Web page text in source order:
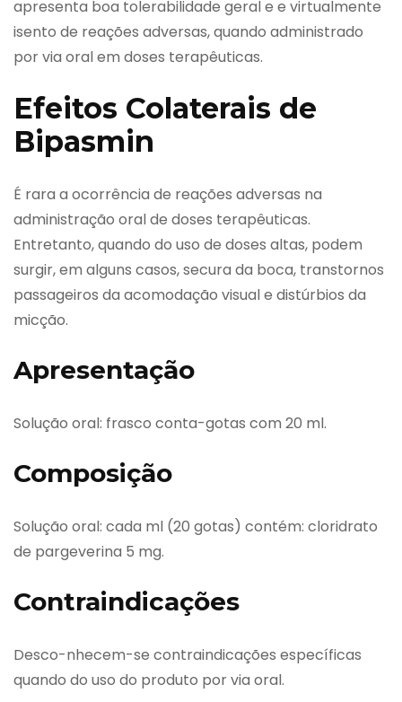
apresenta boa tolerabilidade geral e e virtualmente
isento de reações adversas, quando administrado
por via oral em doses terapêuticas.
Efeitos Colaterais de
Bipasmin
É rara a ocorrência de reações adversas na
administração oral de doses terapêuticas.
Entretanto, quando do uso de doses altas, podem
surgir, em alguns casos, secura da boca, transtornos
passageiros da acomodação visual e distúrbios da
micção.
Apresentação
Solução oral: frasco conta-gotas com 20 ml.
Composição
Solução oral: cada ml (20 gotas) contém: cloridrato
de pargeverina 5 mg.
Contraindicações
Desco-nhecem-se contraindicações específicas
quando do uso do produto por via oral.